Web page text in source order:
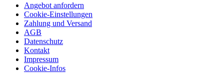
Angebot anfordern
Cookie-Einstellungen
Zahlung und Versand
AGB
Datenschutz
Kontakt
Impressum
Cookie-Infos